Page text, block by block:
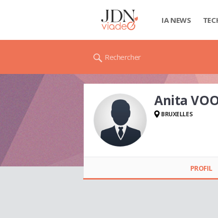
IA NEWS
Rechercher
Anita
BRUXELLES
PROFIL